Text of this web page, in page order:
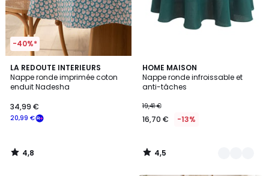
-40%*
LA REDOUTE INTERIEURS
Nappe ronde imprimée coton
enduit Nadesha
20,99 €
34,99 €
4,8
/ 5
4,8
/
HOME MAISON
Nappe ronde infroissable et
anti-tâches
19,41 €
16,70 € -13%
4,5
/ 5
4
Couleurs
4,5
/